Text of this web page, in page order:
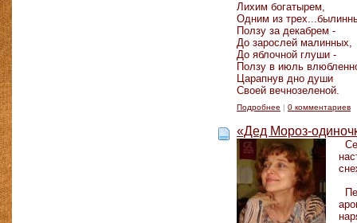
Лихим богатырем,
Одним из
Ползу за декабрем -
До зарослей малинных,
До яблочной глуши -
Ползу в июль
Царапнув дно души
Своей вечнозеленой.
Подробнее | 0 комментариев
«Дед Мороз-